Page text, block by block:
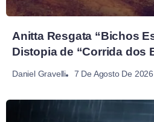
Anitta Resgata “Bichos
Distopia de “Corrida dos
Daniel Gravelli 7 De Agosto De 2026